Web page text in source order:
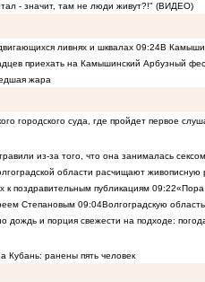
- значит, там не люди живут?!" (ВИДЕО)
ливнях и шквалах 09:24В
приехать на Камышинский Арбузный
жара
городского суда, где пройдет первое
из-за того, что она занималась
области расчищают
к поздравительным публикациям 09:22«Пора
Степановым 09:04Волгоградскую
дождь и порция свежести на подходе:
Кубань: ранены пять человек